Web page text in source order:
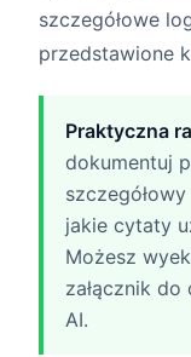
szczegółowe
przedstawione
Praktyczna
dokumentuj
jakie cytaty
Możesz
załącznik
AI.